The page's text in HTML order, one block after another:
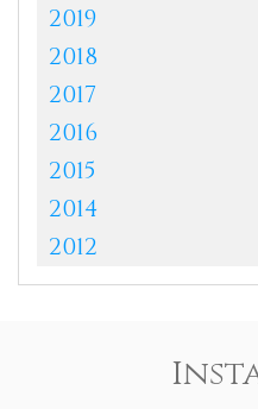
2019
2018
2017
2016
2015
2014
2012